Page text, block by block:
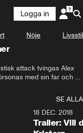
Logga in
Nöje Livsstil
attack tvingas Alex
med sin far och
kämpar för att
SE ALLA
18 DEC. 2018
Trailer: Vill